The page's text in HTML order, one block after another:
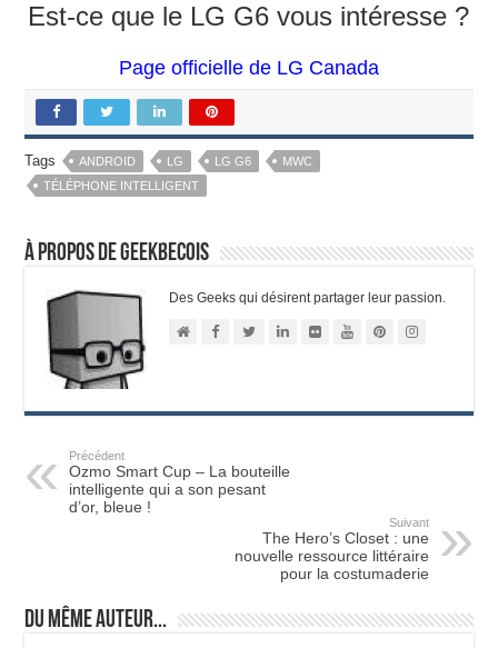
Est-ce que le LG G6 vous intéresse ?
Page officielle de LG Canada
Tags ANDROID LG LG G6
MWC
TÉLÉPHONE INTELLIGENT
À propos de Geekbecois
Des Geeks qui désirent partager leur passion.
Précédent
Ozmo Smart Cup – La bouteille
intelligente qui a son pesant
d’or, bleue !
Suivant
The Hero’s Closet : une
nouvelle ressource littéraire
pour la costumaderie
Du même auteur...